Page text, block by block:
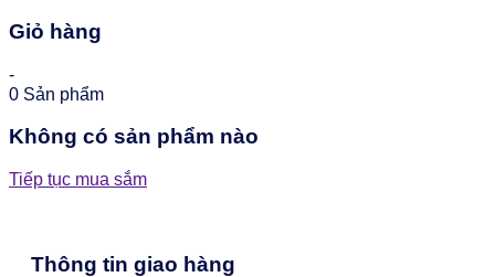
Giỏ hàng
-
0 Sản phẩm
Không có sản phẩm nào
Tiếp tục mua sắm
Thông tin giao hàng